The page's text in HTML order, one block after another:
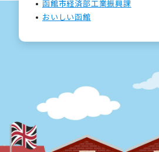
函館市経済部工業振興課
おいしい函館